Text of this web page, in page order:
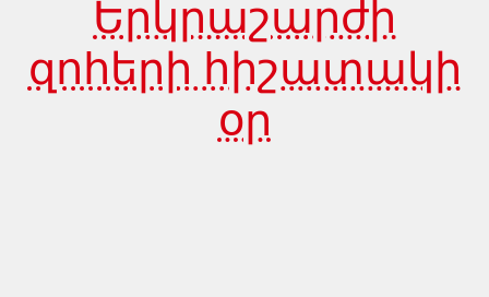
Երկրաշարժի
զոհերի հիշատակի
օր